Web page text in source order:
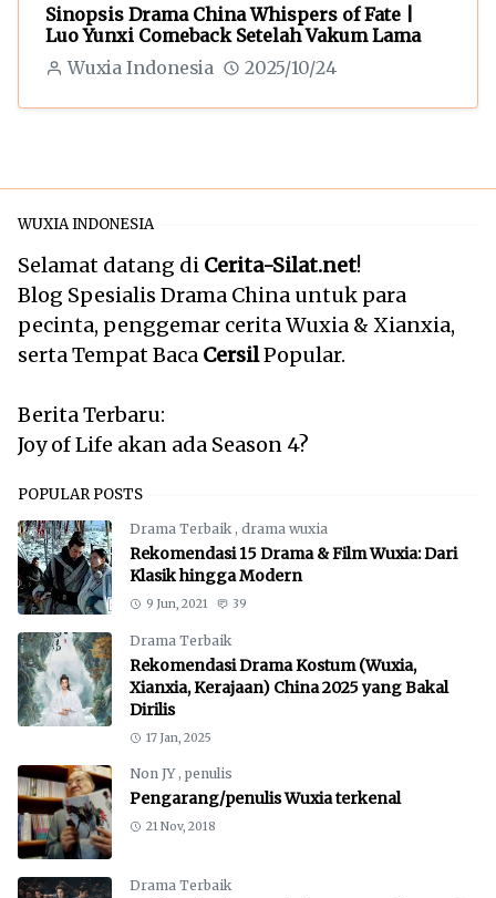
Sinopsis Drama China Whispers of Fate |
Luo Yunxi Comeback Setelah Vakum Lama
Wuxia Indonesia 2025/10/24
WUXIA INDONESIA
Selamat datang di Cerita-Silat.net!
Blog Spesialis Drama China untuk para
pecinta, penggemar cerita Wuxia & Xianxia,
serta Tempat Baca CersilPopular.
Berita Terbaru:
Joy of Life akan ada Season 4?
POPULAR POSTS
Drama Terbaik , drama wuxia
Rekomendasi 15 Drama & Film Wuxia: Dari
Klasik hingga Modern
9 Jun, 2021 39
Drama Terbaik
Rekomendasi Drama Kostum (Wuxia,
Xianxia, Kerajaan) China 2025 yang Bakal
Dirilis
17 Jan, 2025
Non JY , penulis
Pengarang/penulis Wuxia terkenal
21 Nov, 2018
Drama Terbaik